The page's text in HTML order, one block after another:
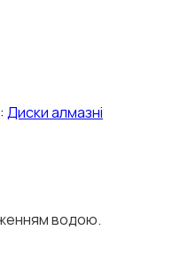
Диски алмазні
водою.